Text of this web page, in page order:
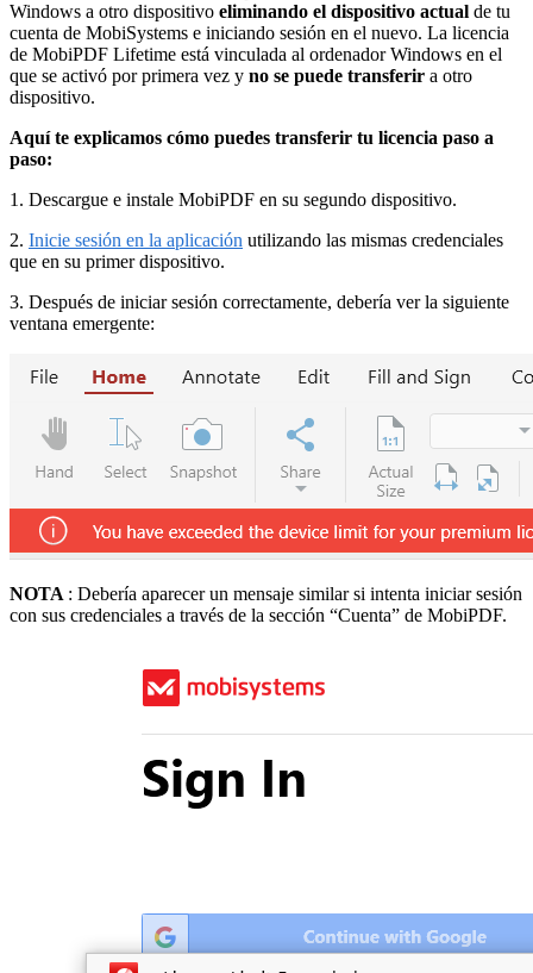
Windows a otro dispositivo eliminando el dispositivo actual de tu
cuenta de MobiSystems e iniciando sesión en el nuevo. La licencia
de MobiPDF Lifetime está vinculada al ordenador Windows en el
que se activó por primera vez y no se puede transferir a otro
dispositivo.
Aquí te explicamos cómo puedes transferir tu licencia paso a
paso:
1. Descargue e instale MobiPDF en su segundo dispositivo.
2. Inicie sesión en la aplicación utilizando las mismas credenciales
que en su primer dispositivo.
3. Después de iniciar sesión correctamente, debería ver la siguiente
ventana emergente:
NOTA : Debería aparecer un mensaje similar si intenta iniciar sesión
con sus credenciales a través de la sección “Cuenta” de MobiPDF.